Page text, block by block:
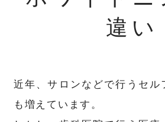
違い
近年、サロンなどで行うセル
も増えています。